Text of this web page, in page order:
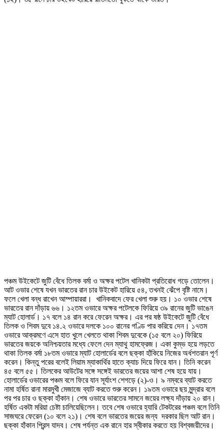
পঞ্চম উইকেটে জুটি বেঁধে তিলক বর্মা ও অক্ষর পটেল খানিকটা প্রতিরোধ গড়ে তোলেন।
আট ওভার শেষে যখন ভারতের রান চার উইকেট হারিয়ে ৫৪, তখনই ঝেঁপে বৃষ্টি নামে।
ফলে খেলা বন্ধ রাখেন আম্পায়াররা। খানিকবাদে ফের খেলা শুরু হয়। ১০ ওভার শেষে
ভারতের রান দাঁড়ায় ৬৬। ১২তম ওভারে অক্ষর পটেলকে ফিরিয়ে ৩৯ রানের জুটি ভাঙেন
ম্যাট হোলার্ড। ১৭ বলে ১৪ রান করে ফেরেন অক্ষর। এর পর ষষ্ঠ উইকেটে জুটি বেঁধে
তিলক ও শিবম দুবে ১৪.২ ওভারে দলকে ১০০ রানের গণ্ডি পার করিয়ে দেন। ১৭তম
ওভারে আক্রমণে এসে হাত খুলে খেলতে থাকা শিবম দুবেকে (১৫ বলে ২০) ফিরিয়ে
ভারতের জয়কে অনিশ্চয়তার মধ্যে ফেলে দেন ম্যাথু হামফ্রেজ। একা কুম্ভ হয়ে লড়তে
থাকা তিলক বর্মা ১৮তম ওভারে ম্যাট হোলার্ডের বলে ছক্কা হাঁকিয়ে নিজের অর্ধশতরান পূর্ণ
করেন। কিন্তু পরের বলেই লিয়াম ম্যাকার্থির হাতে ক্যাচ দিয়ে ফিরে যান। তিনি করেন
৪৫ বলে ৫৫। তিলকের আউটের সঙ্গে সঙ্গেই ভারতের জয়ের আশা শেষ হয়ে যায়।
হোলার্ডের ওভারের পঞ্চম বলে ফিরে যান সূর্যাংশ শেগড়ে (২)-ও। ৯ নম্বরে ব্যাট করতে
নামা হর্ষিত রানা মারমুখী মেজাজে ব্যাট করতে শুরু করেন। ১৯তম ওভারে ছয় মুন্দ্রার বলে
পর পর চার ও ছক্কা হাঁকান। শেষ ওভারে ভারতের সামনে জয়ের লক্ষ্য দাঁড়ায় ২০ রান।
হর্ষিত একটা মরিয়া চেষ্টা চালিয়েছিলেন। তবে শেষ ওভারে হ্যারি টেকটরের পঞ্চম বলে তিনি
সাজঘরে ফেরেন (১০ বলে ২১)। শেষ বলে ভারতের জয়ের জন্য দরকার ছিল আট রান।
ছক্কা হাঁকান প্রিন্স যাদব। শেষ পর্যন্ত এক রানে হার স্বীকার করতে হয় বিশ্বজয়ীদের।